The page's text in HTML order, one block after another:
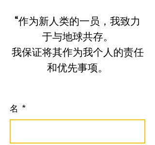
“作为新人类的一员，我致力
于与地球共存。
我保证将其作为我个人的责任
和优先事项。
名